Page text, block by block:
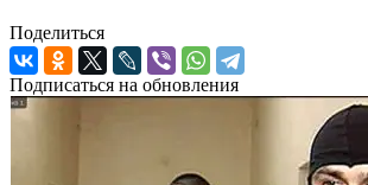
Поделиться
Подписаться на обновления